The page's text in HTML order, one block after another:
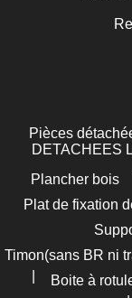
Pièces
DETACHEES
Plancher bois
Plat de fixation
Timon(sans BR ni
Boite à